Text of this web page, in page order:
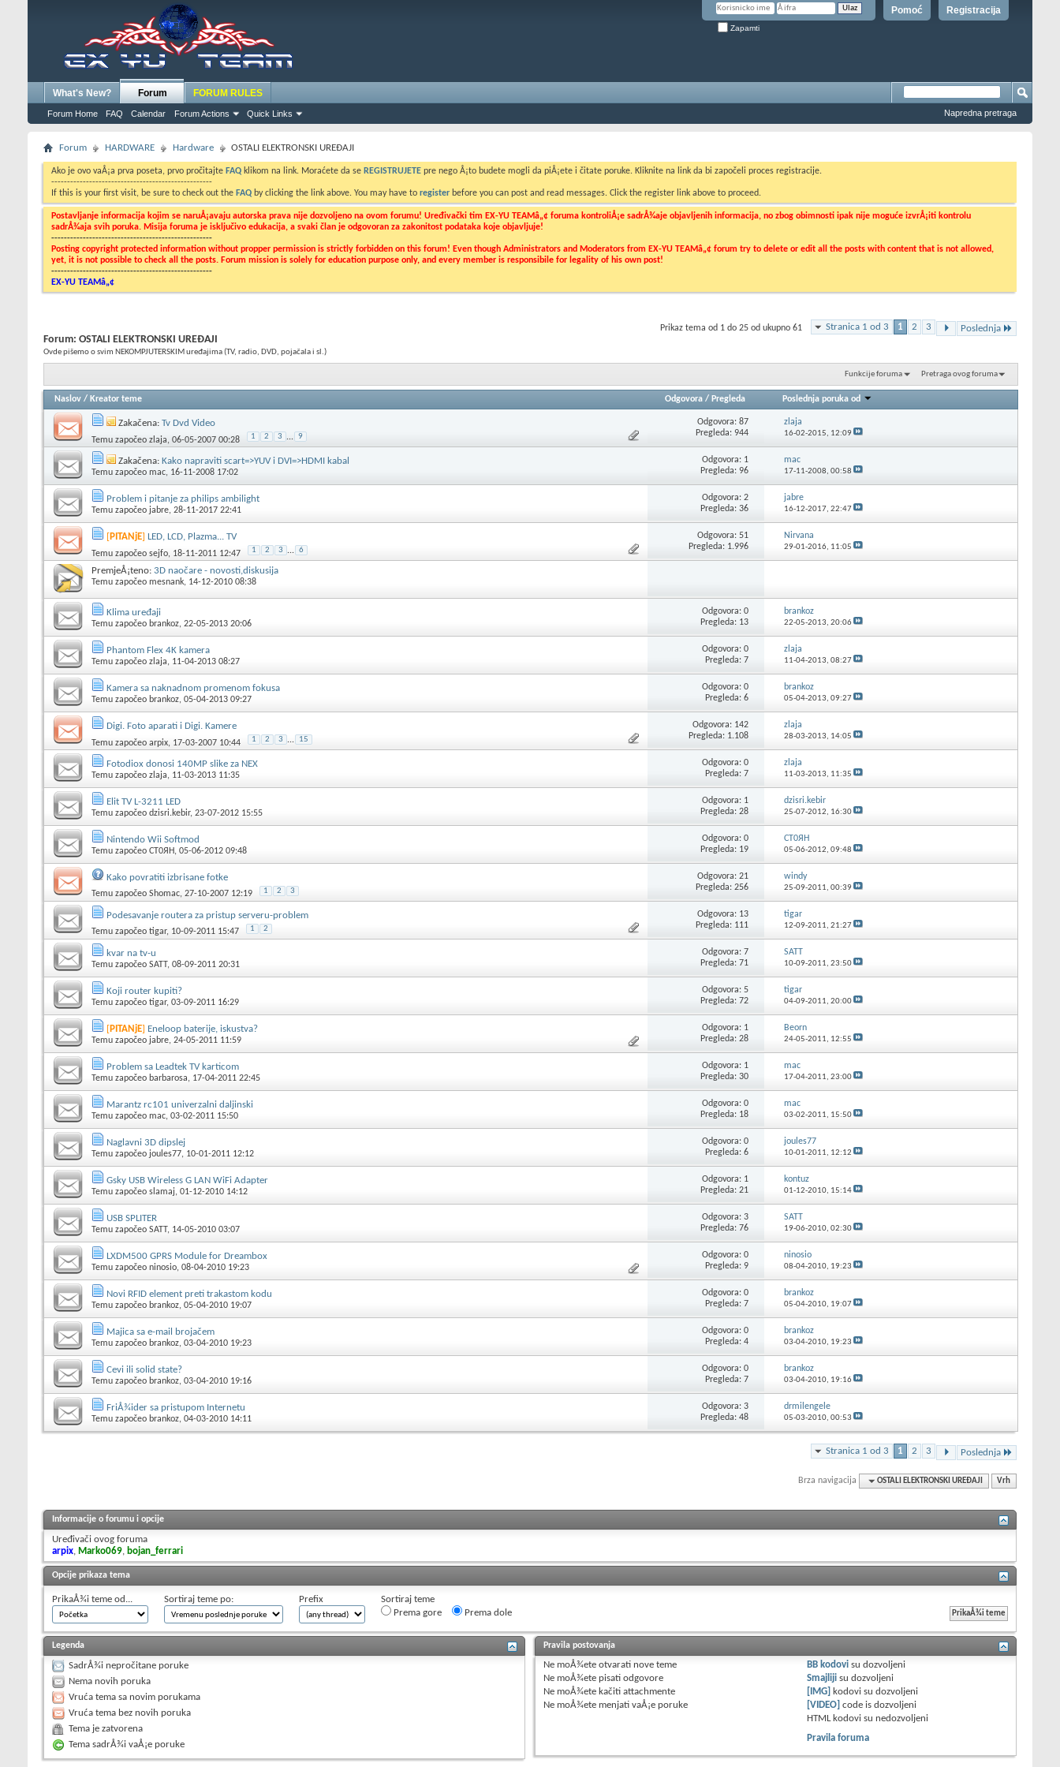
Registracija
Pomoć
Zapamti
What's New? Forum
Forum Home FAQ Calendar Forum Actions Quick Links
FORUM RULES
Napredna pretraga
Forum HARDWARE Hardware OSTALI ELEKTRONSKI UREĐAJI
Ako je ovo vaÅ¡a prva poseta, prvo pročitajte FAQ klikom na link. Moraćete da se REGISTRUJETE pre nego Å¡to budete mogli da piÅ¡ete i čitate poruke. Kliknite na link da bi započeli proces registracije.
---------------------------------------------------
If this is your first visit, be sure to check out the FAQ by clicking the link above. You may have to register before you can post and read messages. Click the register link above to proceed.
Postavljanje informacija kojim se naruÅ¡avaju autorska prava nije dozvoljeno na ovom forumu! Uređivački tim EX-YU TEAMâ„¢ foruma kontroliÅ¡e sadrÅ¾aje objavljenih informacija, no zbog obimnosti ipak nije moguće izvrÅ¡iti kontrolu
sadrÅ¾aja svih poruka. Misija foruma je isključivo edukacija, a svaki član je odgovoran za zakonitost podataka koje objavljuje!
---------------------------------------------------
Posting copyright protected information without propper permission is strictly forbidden on this forum! Even though Administrators and Moderators from EX-YU TEAMâ„¢ forum try to delete or edit all the posts with content that is not allowed,
yet, it is not possible to check all the posts. Forum mission is solely for education purpose only, and every member is responsibile for legality of his own post!
---------------------------------------------------
EX-YU TEAMâ„¢
Stranica 1 od 3 1 2 3 Poslednja
Prikaz tema od 1 do 25 od ukupno 61
Forum: OSTALI ELEKTRONSKI UREĐAJI
Ovde pišemo o svim NEKOMPJUTERSKIM uređajima (TV, radio, DVD, pojačala i sl.)
Funkcije foruma Pretraga ovog foruma
Naslov / Kreator teme Odgovora / Pregleda Poslednja poruka od
Zakačena: Tv Dvd Video
Temu započeo zlaja, 06-05-2007 00:28 1 2 3 ... 9
Odgovora: 87
Pregleda: 944
zlaja
16-02-2015, 12:09
Zakačena: Kako napraviti scart=>YUV i DVI=>HDMI kabal
Temu započeo mac, 16-11-2008 17:02
Odgovora: 1
Pregleda: 96
mac
17-11-2008, 00:58
Problem i pitanje za philips ambilight
Temu započeo jabre, 28-11-2017 22:41
Odgovora: 2
Pregleda: 36
jabre
16-12-2017, 22:47
[PITANjE] LED, LCD, Plazma... TV
Temu započeo sejfo, 18-11-2011 12:47 1 2 3 ... 6
Odgovora: 51
Pregleda: 1.996
Nirvana
29-01-2016, 11:05
PremjeÅ¡teno: 3D naočare - novosti,diskusija
Temu započeo mesnank, 14-12-2010 08:38
Klima uređaji
Temu započeo brankoz, 22-05-2013 20:06
Odgovora: 0
Pregleda: 13
brankoz
22-05-2013, 20:06
Phantom Flex 4K kamera
Temu započeo zlaja, 11-04-2013 08:27
Odgovora: 0
Pregleda: 7
zlaja
11-04-2013, 08:27
Kamera sa naknadnom promenom fokusa
Temu započeo brankoz, 05-04-2013 09:27
Odgovora: 0
Pregleda: 6
brankoz
05-04-2013, 09:27
Digi. Foto aparati i Digi. Kamere
Temu započeo arpix, 17-03-2007 10:44 1 2 3 ... 15
Odgovora: 142
Pregleda: 1.108
zlaja
28-03-2013, 14:05
Fotodiox donosi 140MP slike za NEX
Temu započeo zlaja, 11-03-2013 11:35
Odgovora: 0
Pregleda: 7
zlaja
11-03-2013, 11:35
Elit TV L-3211 LED
Temu započeo dzisri.kebir, 23-07-2012 15:55
Odgovora: 1
Pregleda: 28
dzisri.kebir
25-07-2012, 16:30
Nintendo Wii Softmod
Temu započeo CT0ЯH, 05-06-2012 09:48
Odgovora: 0
Pregleda: 19
CT0ЯH
05-06-2012, 09:48
Kako povratiti izbrisane fotke
Temu započeo Shomac, 27-10-2007 12:19 1 2 3
Odgovora: 21
Pregleda: 256
windy
25-09-2011, 00:39
Podesavanje routera za pristup serveru-problem
Temu započeo tigar, 10-09-2011 15:47 1 2
Odgovora: 13
Pregleda: 111
tigar
12-09-2011, 21:27
kvar na tv-u
Temu započeo SATT, 08-09-2011 20:31
Odgovora: 7
Pregleda: 71
SATT
10-09-2011, 23:50
Koji router kupiti?
Temu započeo tigar, 03-09-2011 16:29
Odgovora: 5
Pregleda: 72
tigar
04-09-2011, 20:00
[PITANjE] Eneloop baterije, iskustva?
Temu započeo jabre, 24-05-2011 11:59
Odgovora: 1
Pregleda: 28
Beorn
24-05-2011, 12:55
Problem sa Leadtek TV karticom
Temu započeo barbarosa, 17-04-2011 22:45
Odgovora: 1
Pregleda: 30
mac
17-04-2011, 23:00
Marantz rc101 univerzalni daljinski
Temu započeo mac, 03-02-2011 15:50
Odgovora: 0
Pregleda: 18
mac
03-02-2011, 15:50
Naglavni 3D dipslej
Temu započeo joules77, 10-01-2011 12:12
Odgovora: 0
Pregleda: 6
joules77
10-01-2011, 12:12
Gsky USB Wireless G LAN WiFi Adapter
Temu započeo slamaj, 01-12-2010 14:12
Odgovora: 1
Pregleda: 21
kontuz
01-12-2010, 15:14
USB SPLITER
Temu započeo SATT, 14-05-2010 03:07
Odgovora: 3
Pregleda: 76
SATT
19-06-2010, 02:30
LXDM500 GPRS Module for Dreambox
Temu započeo ninosio, 08-04-2010 19:23
Odgovora: 0
Pregleda: 9
ninosio
08-04-2010, 19:23
Novi RFID element preti trakastom kodu
Temu započeo brankoz, 05-04-2010 19:07
Odgovora: 0
Pregleda: 7
brankoz
05-04-2010, 19:07
Majica sa e-mail brojačem
Temu započeo brankoz, 03-04-2010 19:23
Odgovora: 0
Pregleda: 4
brankoz
03-04-2010, 19:23
Cevi ili solid state?
Temu započeo brankoz, 03-04-2010 19:16
Odgovora: 0
Pregleda: 7
brankoz
03-04-2010, 19:16
FriÅ¾ider sa pristupom Internetu
Temu započeo brankoz, 04-03-2010 14:11
Odgovora: 3
Pregleda: 48
drmilengele
05-03-2010, 00:53
Stranica 1 od 3 1 2 3 Poslednja
Brza navigacija OSTALI ELEKTRONSKI UREĐAJI Vrh
Informacije o forumu i opcije
Uređivači ovog foruma
arpix, Marko069, bojan_ferrari
Opcije prikaza tema
PrikaÅ¾i teme od... Sortiraj teme po: Prefix
Sortiraj teme
Prema gore
Prema dole
Legenda
SadrÅ¾i nepročitane poruke
Nema novih poruka
Vruća tema sa novim porukama
Vruća tema bez novih poruka
Tema je zatvorena
Tema sadrÅ¾i vaÅ¡e poruke
Pravila postovanja
Ne moÅ¾ete otvarati nove teme
Ne moÅ¾ete pisati odgovore
Ne moÅ¾ete kačiti attachmente
Ne moÅ¾ete menjati vaÅ¡e poruke
BB kodovi sudozvoljeni
Smajliji sudozvoljeni
[IMG] kodovi sudozvoljeni
[VIDEO] code isdozvoljeni
HTML kodovi su nedozvoljeni
Pravila foruma